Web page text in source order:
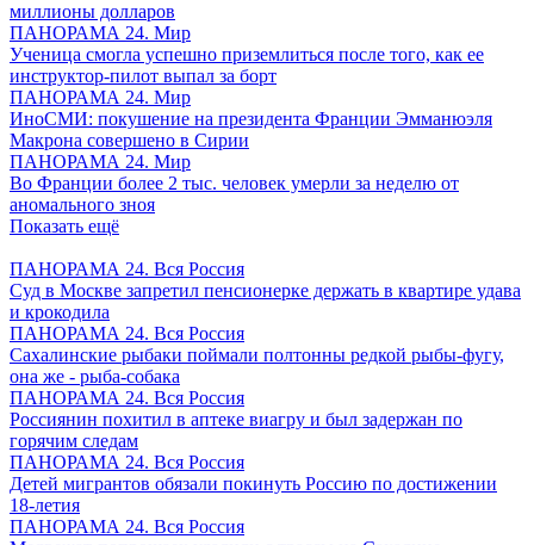
миллионы долларов
ПАНОРАМА 24. Мир
Ученица смогла успешно приземлиться после того, как ее
инструктор-пилот выпал за борт
ПАНОРАМА 24. Мир
ИноСМИ: покушение на президента Франции Эмманюэля
Макрона совершено в Сирии
ПАНОРАМА 24. Мир
Во Франции более 2 тыс. человек умерли за неделю от
аномального зноя
Показать ещё
ПАНОРАМА 24. Вся Россия
Суд в Москве запретил пенсионерке держать в квартире удава
и крокодила
ПАНОРАМА 24. Вся Россия
Сахалинские рыбаки поймали полтонны редкой рыбы-фугу,
она же - рыба-собака
ПАНОРАМА 24. Вся Россия
Россиянин похитил в аптеке виагру и был задержан по
горячим следам
ПАНОРАМА 24. Вся Россия
Детей мигрантов обязали покинуть Россию по достижении
18-летия
ПАНОРАМА 24. Вся Россия